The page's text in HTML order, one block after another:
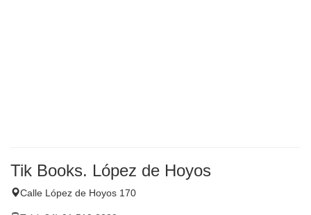
Tik Books. López de Hoyos
Calle López de Hoyos 170